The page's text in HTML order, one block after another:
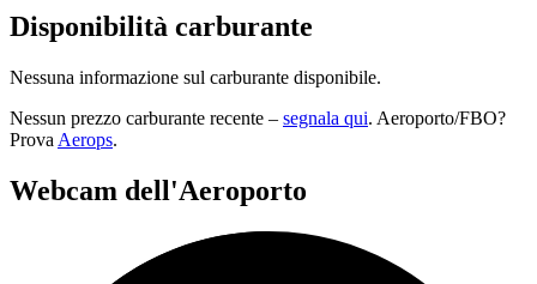
Disponibilità carburante
Nessuna informazione sul carburante disponibile.
Nessun prezzo carburante recente – segnala qui. Aeroporto/FBO?
Prova Aerops.
Webcam dell'Aeroporto